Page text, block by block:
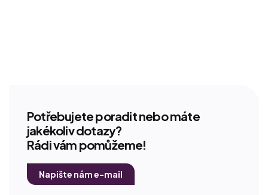
Potřebujete poradit nebo máte
jakékoliv dotazy?
Rádi vám pomůžeme!
Napište nám e-mail